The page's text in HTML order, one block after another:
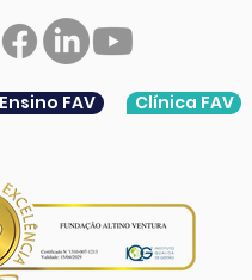
Ensino FAV Clínica FAV